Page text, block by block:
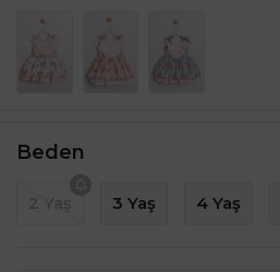
Beden
3 Yaş 4 Yaş